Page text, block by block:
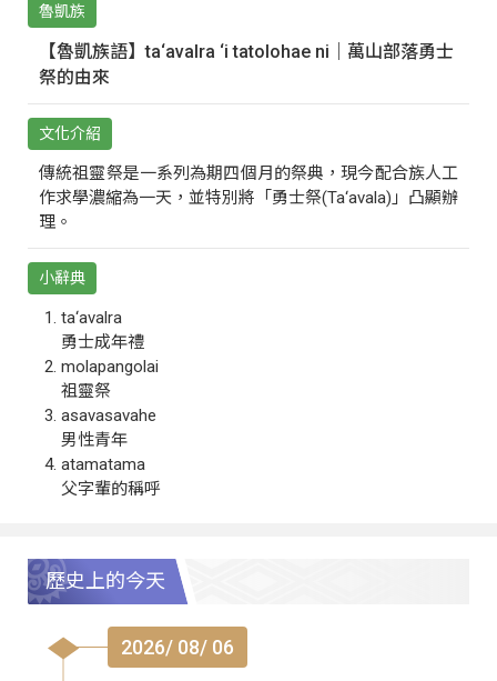
魯凱族
【魯凱族語】ta‘avalra ‘i tatolohae ni｜萬山部落勇士
祭的由來
文化介紹
傳統祖靈祭是一系列為期四個月的祭典，現今配合族人工
作求學濃縮為一天，並特別將「勇士祭(Ta‘avala)」凸顯辦
理。
小辭典
ta‘avalra
勇士成年禮
molapangolai
祖靈祭
asavasavahe
男性青年
atamatama
父字輩的稱呼
歷史上的今天
2026/ 08/ 06